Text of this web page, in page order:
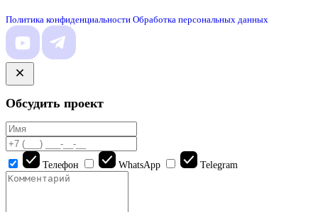
Политика конфиденциальности Обработка персональных данных
Обсудить проект
Телефон WhatsApp Telegram